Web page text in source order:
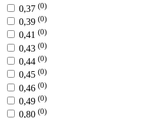
0,37 (0)
0,39 (0)
0,41 (0)
0,43 (0)
0,44 (0)
0,45 (0)
0,46 (0)
0,49 (0)
0,80 (0)